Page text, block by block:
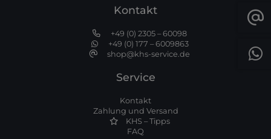
Kontakt
+49 (0) 2305 – 60098
+49 (0) 177 – 6009863
shop@khs-service.de
Service
Kontakt
Zahlung und Versand
KHS – Tipps
FAQ